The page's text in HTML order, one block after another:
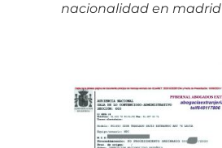
nacionalidad en madrid